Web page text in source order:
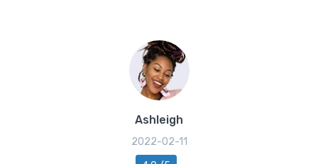
Ashleigh
2022-02-11